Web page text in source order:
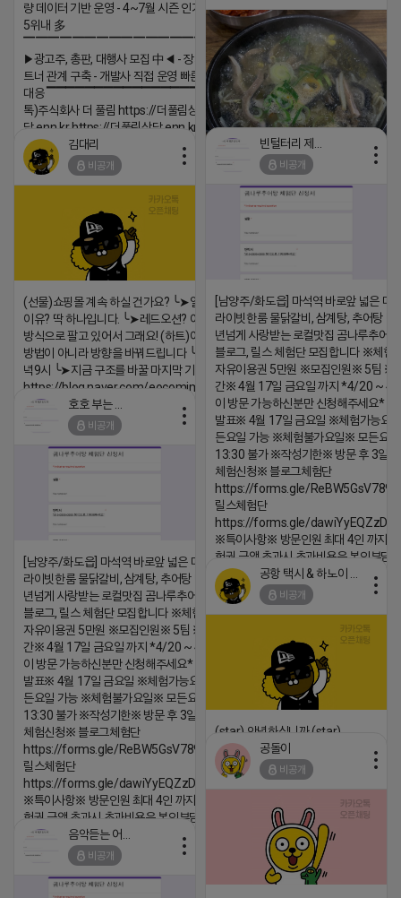
량 데이터 기반 운영 - 4~7월 시즌 인기 키워드
5위내 多
▔▔▔▔▔▔▔▔▔▔▔▔▔▔▔▔▔▔
▶광고주, 총판, 대행사 모집 中◀ - 장기 협업 파
트너 관계 구축 - 개발사 직접 운영 빠른 피드백
대응 ▔▔▔▔▔▔▔▔▔▔▔▔▔▔▔▔▔▔ (카
톡)주식회사 더 풀림 https://더풀림상
담.enn.kr https://더풀림상담.enn.kr
2026-04-18 17:26
2026-04-18 17:23
비공개
[남양주/화도읍] 마석역 바로앞 넓은 매
라이빗한룸 물닭갈비, 삼계탕, 추어탕 맛
년넘게 사랑받는 로컬맛집 곰나루추어
블로그, 릴스 체험단 모집합니다 ※체험
자유이용권 5만원 ※모집인원※ 5팀 ※
간※ 4월 17일 금요일 까지 *4/20 ~ 4/
이 방문 가능하신분만 신청해주세요* ※
발표※ 4월 17일 금요일 ※체험가능요
든요일 가능 ※체험불가요일※ 모든요
13:30 불가 ※작성기한※ 방문 후 3일
체험신청※ 블로그체험단
https://forms.gle/
릴스체험단
https://forms.gle/
※특이사항※ 방문인원 최대 4인 까지
험권 금액 초과시 초과비용은 본인부담
2026-04-18 17:18
김대리
비공개
(선물)쇼핑몰 계속 하실 건가요? ╰➤열심히 해도 안되는
이유? 딱 하나입니다. ╰➤레드오션? 아니요! ╰➤모두 같은
방식으로 팔고 있어서 그래요! (하트)이번엔 다릅니다. ╰➤
방법이 아니라 방향을 바꿔드립니다 ╰➤4월 21일(화) 저
녁9시 ╰➤지금 구조를 바꿀 마지막 기회
https://blog.naver.com/eocomim/224250518436
2026-04-18 17:15
비공개
[남양주/화도읍] 마석역 바로앞 넓은 매장과, 프
라이빗한룸 물닭갈비, 삼계탕, 추어탕 맛집 10
년넘게 사랑받는 로컬맛집 곰나루추어탕에서
블로그, 릴스 체험단 모집합니다 ※체험메뉴※
자유이용권 5만원 ※모집인원※ 5팀 ※모집기
간※ 4월 17일 금요일 까지 *4/20 ~ 4/26 사
이 방문 가능하신분만 신청해주세요* ※체험단
발표※ 4월 17일 금요일 ※체험가능요일※ 모
든요일 가능 ※체험불가요일※ 모든요일 12 ~
13:30 불가 ※작성기한※ 방문 후 3일 이내 ※
체험신청※ 블로그체험단
https://forms.gle/ReBW5GsV789ur2Pz6
릴스체험단
https://forms.gle/dawiYyEQZzDdqf8W8
※특이사항※ 방문인원 최대 4인 까지 가능 체
험권 금액 초과시 초과비용은 본인부담입니다.
2026-04-18 17:13
비공개
(star) 안녕하십니까 (star)
2026-04-18 17:12
공돌이
비공개
비공개